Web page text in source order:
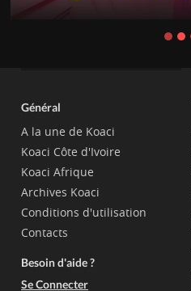
Général
A la une de Koaci
Koaci Côte d'Ivoire
Koaci Afrique
Archives Koaci
Conditions d'utilisation
Contacts
Besoin d'aide ?
Se Connecter